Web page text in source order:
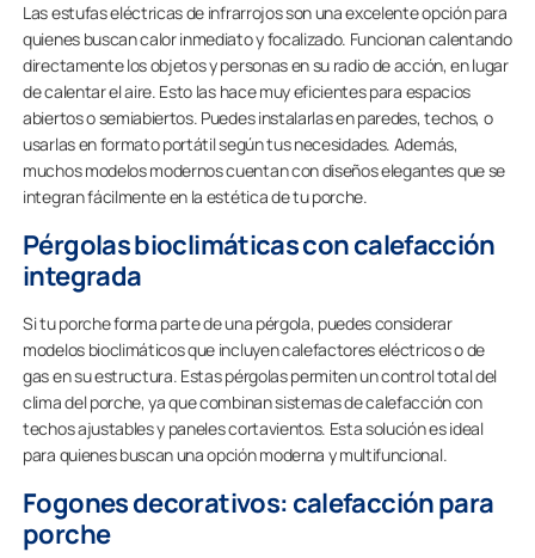
Las estufas eléctricas de infrarrojos son una excelente opción para
quienes buscan calor inmediato y focalizado. Funcionan calentando
directamente los objetos y personas en su radio de acción, en lugar
de calentar el aire. Esto las hace muy eficientes para espacios
abiertos o semiabiertos. Puedes instalarlas en paredes, techos, o
usarlas en formato portátil según tus necesidades. Además,
muchos modelos modernos cuentan con diseños elegantes que se
integran fácilmente en la estética de tu porche.
Pérgolas bioclimáticas con calefacción
integrada
Si tu porche forma parte de una pérgola, puedes considerar
modelos bioclimáticos que incluyen calefactores eléctricos o de
gas en su estructura. Estas pérgolas permiten un control total del
clima del porche, ya que combinan sistemas de calefacción con
techos ajustables y paneles cortavientos. Esta solución es ideal
para quienes buscan una opción moderna y multifuncional.
Fogones decorativos: calefacción para
porche